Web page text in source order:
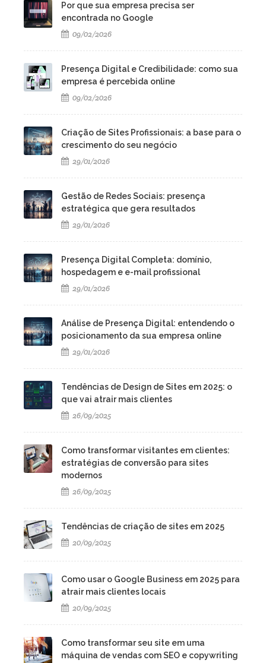
Por que sua empresa precisa ser
encontrada no Google
09/02/2026
Presença Digital e Credibilidade: como sua
empresa é percebida online
09/02/2026
Criação de Sites Profissionais: a base para o
crescimento do seu negócio
29/01/2026
Gestão de Redes Sociais: presença
estratégica que gera resultados
29/01/2026
Presença Digital Completa: domínio,
hospedagem e e-mail profissional
29/01/2026
Análise de Presença Digital: entendendo o
posicionamento da sua empresa online
29/01/2026
Tendências de Design de Sites em 2025: o
que vai atrair mais clientes
26/09/2025
Como transformar visitantes em clientes:
estratégias de conversão para sites
modernos
26/09/2025
Tendências de criação de sites em 2025
20/09/2025
Como usar o Google Business em 2025 para
atrair mais clientes locais
20/09/2025
Como transformar seu site em uma
máquina de vendas com SEO e copywriting